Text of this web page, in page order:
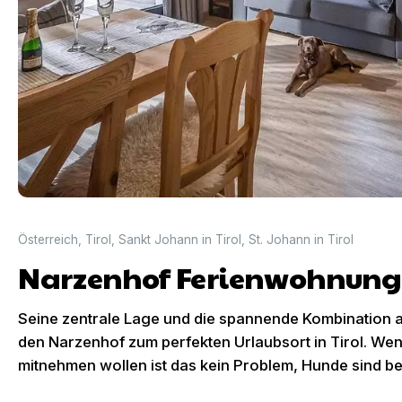
Österreich Tirol Sankt Johann in Tirol St. Johann in Tirol
Narzenhof
Seine zentrale Lage und die spannende Kombination
den Narzenhof zum perfekten Urlaubsort in Tirol.
mitnehmen wollen ist das kein Problem, Hunde sind